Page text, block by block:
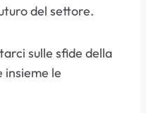
del settore.
sulle sfide della
le